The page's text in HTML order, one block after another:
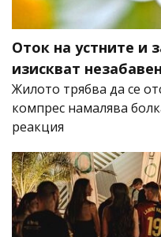
Оток на устните и
изискват
Жилото трябва да се
компрес намалява
реакция